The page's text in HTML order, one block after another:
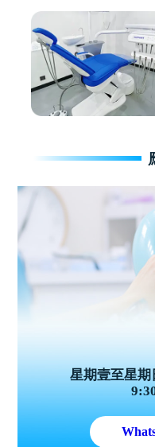
星期壹至星